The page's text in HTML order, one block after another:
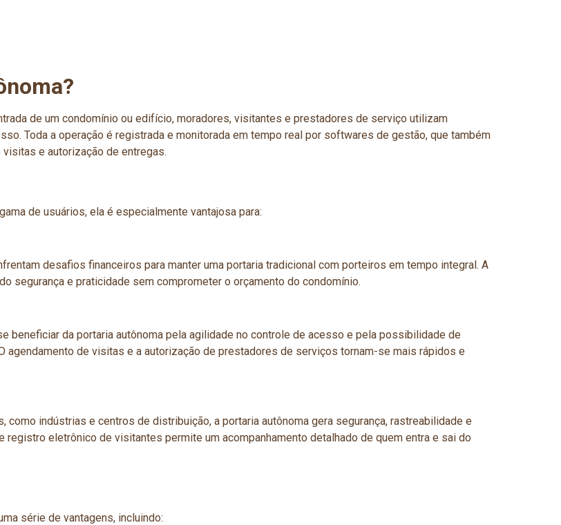
de um condomínio ou edifício, moradores, visitantes e prestadores de serviço utilizam
Toda a operação é registrada e monitorada em tempo real por softwares de gestão, que também
e autorização de entregas.
de usuários, ela é especialmente vantajosa para:
desafios financeiros para manter uma portaria tradicional com porteiros em tempo integral. A
segurança e praticidade sem comprometer o orçamento do condomínio.
da portaria autônoma pela agilidade no controle de acesso e pela possibilidade de
de visitas e a autorização de prestadores de serviços tornam-se mais rápidos e
indústrias e centros de distribuição, a portaria autônoma gera segurança, rastreabilidade e
eletrônico de visitantes permite um acompanhamento detalhado de quem entra e sai do
série de vantagens, incluindo: